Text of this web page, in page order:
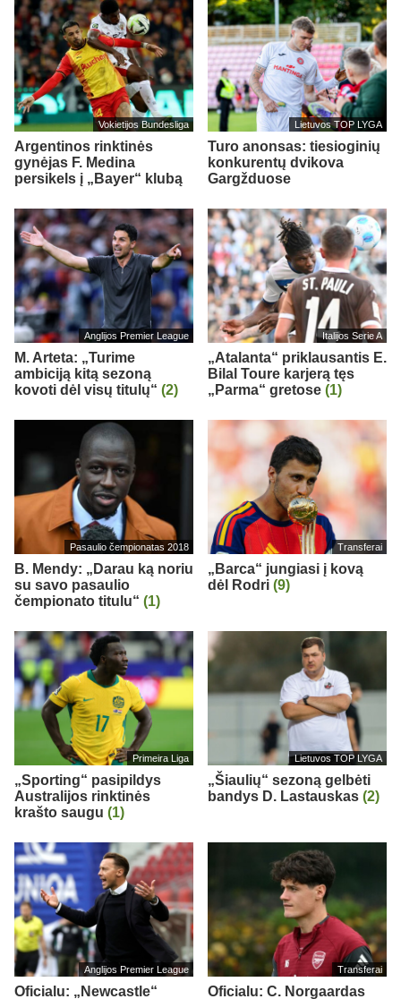
Vokietijos Bundesliga
Argentinos rinktinės
gynėjas F. Medina
persikels į „Bayer“ klubą
Lietuvos TOP LYGA
Turo anonsas: tiesioginių
konkurentų dvikova
Gargžduose
Anglijos Premier League
M. Arteta: „Turime
ambiciją kitą sezoną
kovoti dėl visų titulų“ (2)
Italijos Serie A
„Atalanta“ priklausantis E.
Bilal Toure karjerą tęs
„Parma“ gretose (1)
Pasaulio čempionatas 2018
B. Mendy: „Darau ką noriu
su savo pasaulio
čempionato titulu“ (1)
Transferai
„Barca“ jungiasi į kovą
dėl Rodri (9)
Primeira Liga
„Sporting“ pasipildys
Australijos rinktinės
krašto saugu (1)
Lietuvos TOP LYGA
„Šiaulių“ sezoną gelbėti
bandys D. Lastauskas (2)
Anglijos Premier League
Oficialu: „Newcastle“
Transferai
Oficialu: C. Norgaardas